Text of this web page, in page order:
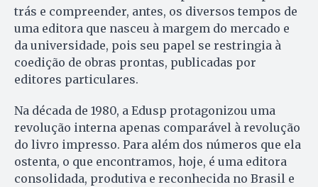
trás e compreender, antes, os diversos tempos de
uma editora que nasceu à margem do mercado e
da universidade, pois seu papel se restringia à
coedição de obras prontas, publicadas por
editores particulares.
Na década de 1980, a Edusp protagonizou uma
revolução interna apenas comparável à revolução
do livro impresso. Para além dos números que ela
ostenta, o que encontramos, hoje, é uma editora
consolidada, produtiva e reconhecida no Brasil e